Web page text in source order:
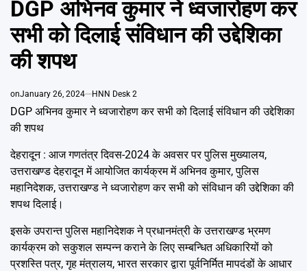
DGP अभिनव कुमार ने ध्वजारोहण कर
सभी को दिलाई संविधान की उद्देशिका
की शपथ
onJanuary 26, 2024 HNN Desk 2
DGP अभिनव कुमार ने ध्वजारोहण कर सभी को दिलाई संविधान की उद्देशिका
की शपथ
देहरादून : आज गणतंत्र दिवस-2024 के अवसर पर पुलिस मुख्यालय,
उत्तराखण्ड देहरादून में आयोजित कार्यक्रम में अभिनव कुमार, पुलिस
महानिदेशक, उत्तराखण्ड ने ध्वजारोहण कर सभी को संविधान की उद्देशिका की
शपथ दिलाई।
इसके उपरान्त पुलिस महानिदेशक ने प्रधानमंत्री के उत्तराखण्ड भ्रमण
कार्यक्रम को सकुशल सम्पन्न कराने के लिए सम्बन्धित अधिकारियों को
प्रशस्ति पत्र, गृह मंत्रालय, भारत सरकार द्वारा पूर्वनिर्मित मापदंडों के आधार